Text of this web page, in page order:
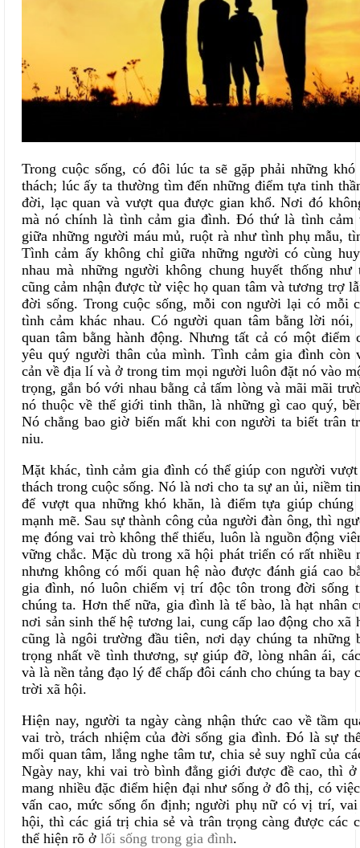
Trong cuộc sống, có đôi lúc ta sẽ gặp phải những
thách; lúc ấy ta thường tìm đến những điểm tựa tinh
đời, lạc quan và vượt qua được gian khổ. Nơi đó
mà nó chính là tình cảm gia đình. Đó thứ là tình cảm
giữa những người máu mủ, ruột rà như tình phụmẫu,
Tình cảm ấy không chỉ giữa những người có cùng
nhau mà những người không chung huyết thống như
cũng cảm nhận được từ việc họ quan tâm và tương trợ
đời sống. Trong cuộc sống, mỗi con người lại có mỗi
tình cảm khác nhau. Có người quan tâm bằng lời
quan tâm bằng hành động. Nhưngtất cảcó một điểm
yêu quý người thân của mình. Tình cảm gia đình còn
cản về địa lí và ởtrong tim mọi người luôn đặt nó vào
trọng, gắn bó với nhau bằng cả tấm lòng và mãi mãi
nó thuộc về thế giới tinh thần, là những gì cao quý,
Nó chẳng bao giờ biến mất khi con người ta biết trân
niu.
Mặt khác, tình cảm gia đình có thể giúp con người
thách trong cuộc sống. Nó là nơi cho ta sự an ủi, niềm
để vượt qua những khó khăn,là điểm tựa giúp chúng
mạnh mẽ. Sau sự thành công của người đàn ông, thì
mẹ đóng vai trò không thể thiếu, luôn là nguồn động
vững chắc. Mặc dù trongxã hội phát triển có rất nhiều
nhưng không có mối quan hệ nào được đánh giá cao
gia đình, nó luôn chiếm vị trí độc tôntrong đời sống
chúng ta. Hơn thế nữa, gia đình là tế bào, là hạt nhân
nơi sản sinh thế hệ tương lai, cung cấp lao động cho xã
cũng là ngôi trường đầu tiên, nơi dạy chúng ta những
trọng nhất về tình thương, sự giúp đỡ, lòng nhân ái,
và là nền tảng đạo lý để chấp đôi cánh cho chúng ta bay
trời xã hội.
Hiện nay, người tangày càng nhận thức cao về tầm
vai trò,trách nhiệmcủa đời sống gia đình. Đó làsự
mối quan tâm, lắng nghe tâm tư, chia sẻsuy nghĩ của
Ngày nay, khi vai trò bình đẳng giới được đề cao, thì ở
mang nhiều đặc điểm hiện đại như sống ở đô thị, có
vấn cao, mức sốngổn định; người phụ nữ có vị trí,
hội,thì các giá trị chia sẻ và trân trọng càng được các
thể hiện rõ ở lối sống trong gia đình.